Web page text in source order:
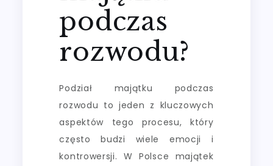
podczas
rozwodu?
Podział majątku podczas
rozwodu to jeden z kluczowych
aspektów tego procesu, który
często budzi wiele emocji i
kontrowersji. W Polsce majątek